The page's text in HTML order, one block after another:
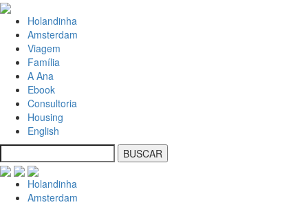
Holandinha
Amsterdam
Viagem
Família
A Ana
Ebook
Consultoria
Housing
English
Holandinha
Amsterdam